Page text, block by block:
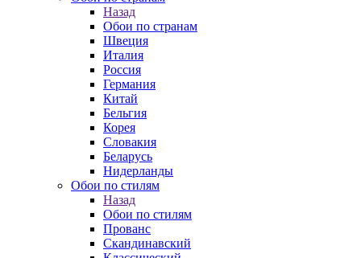
Назад
Обои по странам
Швеция
Италия
Россия
Германия
Китай
Бельгия
Корея
Словакия
Беларусь
Нидерланды
Обои по стилям
Назад
Обои по стилям
Прованс
Скандинавский